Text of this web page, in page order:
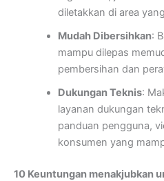
diletakkan di area
Mudah Dibersihkan:
mampu dilepas
pembersihan dan
Dukungan Teknis:
layanan dukungan
panduan pengguna,
konsumen yang
10 Keuntungan menakjubkan